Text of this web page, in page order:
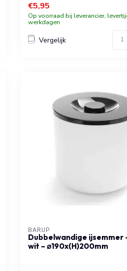
€5,95
Op voorraad bij leverancier,
werkdagen
Vergelijk
BARUP
Dubbelwandige ijsemmer
wit – ⌀190x(H)200mm